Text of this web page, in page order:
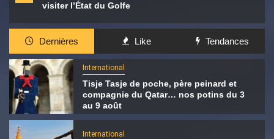
visiter l’État du Golfe
Dernières Like Tendances
International
Tisje Tasje de poche, père peinard et
compagnie du Qatar… nos potins du 3
au 9 août
International